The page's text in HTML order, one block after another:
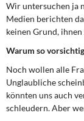
Wir untersuchen ja
Medien berichten
keinen Grund,
Warum so
Noch wollen alle
Unglaubliche
könnten uns auch
schleudern. Aber